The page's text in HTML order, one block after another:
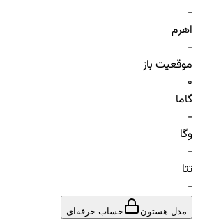
-
اهرم
-
موقعیت باز
0
گاما
-
وگا
-
تتا
-
مدل هستون حساب حرفه‌ای